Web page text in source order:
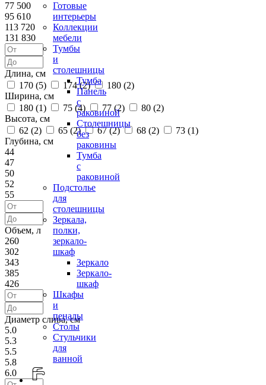
Готовые
интерьеры
Коллекции
мебели
Тумбы
и
столешницы
Тумба
Панель
с
раковиной
Столешницы
без
раковины
Тумба
с
раковиной
Подстолье
для
столешницы
Зеркала,
полки,
зеркало-
шкаф
Зеркало
Зеркало-
шкаф
Шкафы
и
пеналы
Столы
Стульчики
для
ванной
77 500
95 610
113 720
131 830
Длина, см
170 (5) 174 (2) 180 (2)
Ширина, см
180 (1) 75 (4) 77 (2) 80 (2)
Высота, см
62 (2) 65 (2) 67 (2) 68 (2) 73 (1)
Глубина, см
44
47
50
52
55
Объем, л
260
302
343
385
426
Диаметр слива, см
5.0
5.3
5.5
5.8
6.0